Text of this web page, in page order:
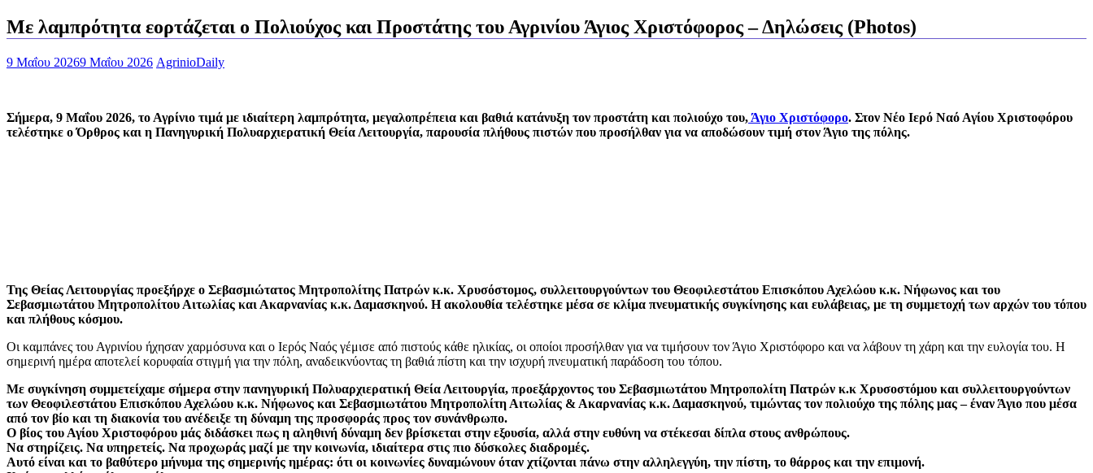
Με λαμπρότητα εορτάζεται ο Πολιούχος και Προστάτης του Αγρινίου Άγιος Χριστόφορος – Δηλώσεις (Photos)
9 Μαΐου 20269 Μαΐου 2026 AgrinioDaily
Σήμερα, 9 Μαΐου 2026, το Αγρίνιο τιμά με ιδιαίτερη λαμπρότητα, μεγαλοπρέπεια και βαθιά κατάνυξη τον προστάτη και πολιούχο του,Άγιο Χριστόφορο. Στον Νέο Ιερό Ναό Αγίου Χριστοφόρου
τελέστηκε ο Όρθρος και η Πανηγυρική Πολυαρχιερατική Θεία Λειτουργία, παρουσία πλήθους πιστών που προσήλθαν για να αποδώσουν τιμή στον Άγιο της πόλης.
Της Θείας Λειτουργίας προεξήρχε ο Σεβασμιώτατος Μητροπολίτης Πατρών κ.κ. Χρυσόστομος, συλλειτουργούντων του Θεοφιλεστάτου Επισκόπου Αχελώου κ.κ. Νήφωνος και του
Σεβασμιωτάτου Μητροπολίτου Αιτωλίας και Ακαρνανίας κ.κ. Δαμασκηνού. Η ακολουθία τελέστηκε μέσα σε κλίμα πνευματικής συγκίνησης και ευλάβειας, με τη συμμετοχή των αρχών του τόπου
και πλήθους κόσμου.
Οι καμπάνες του Αγρινίου ήχησαν χαρμόσυνα και ο Ιερός Ναός γέμισε από πιστούς κάθε ηλικίας, οι οποίοι προσήλθαν για να τιμήσουν τον Άγιο Χριστόφορο και να λάβουν τη χάρη και την ευλογία του. Η
σημερινή ημέρα αποτελεί κορυφαία στιγμή για την πόλη, αναδεικνύοντας τη βαθιά πίστη και την ισχυρή πνευματική παράδοση του τόπου.
Με συγκίνηση συμμετείχαμε σήμερα στην πανηγυρική Πολυαρχιερατική Θεία Λειτουργία, προεξάρχοντος του Σεβασμιωτάτου Μητροπολίτη Πατρών κ.κ Χρυσοστόμου και συλλειτουργούντων
των Θεοφιλεστάτου Επισκόπου Αχελώου κ.κ. Νήφωνος και Σεβασμιωτάτου Μητροπολίτη Αιτωλίας & Ακαρνανίας κ.κ. Δαμασκηνού, τιμώντας τον πολιούχο της πόλης μας – έναν Άγιο που μέσα
από τον βίο και τη διακονία του ανέδειξε τη δύναμη της προσφοράς προς τον συνάνθρωπο.
Ο βίος του Αγίου Χριστοφόρου μάς διδάσκει πως η αληθινή δύναμη δεν βρίσκεται στην εξουσία, αλλά στην ευθύνη να στέκεσαι δίπλα στους ανθρώπους.
Να στηρίζεις. Να υπηρετείς. Να προχωράς μαζί με την κοινωνία, ιδιαίτερα στις πιο δύσκολες διαδρομές.
Αυτό είναι και το βαθύτερο μήνυμα της σημερινής ημέρας: ότι οι κοινωνίες δυναμώνουν όταν χτίζονται πάνω στην αλληλεγγύη, την πίστη, το θάρρος και την επιμονή.